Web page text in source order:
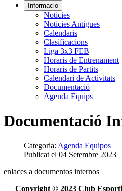
Informacio
Noticies
Noticies Antigues
Calendaris
Clasificacions
Liga 3x3 FEB
Horaris de Entrenament
Horaris de Partits
Calendari de Activitats
Documentació
Agenda Equips
Documentació
Categoria: Agenda Equipos
Publicat el 04 Setembre 2023
enlaces a documentos internos
Copyright © 2023 Club